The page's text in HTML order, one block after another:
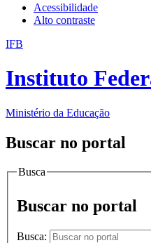
Acessibilidade
Alto contraste
IFB
Instituto
Ministério da Educação
Buscar no portal
Busca
Buscar no portal
Busca: